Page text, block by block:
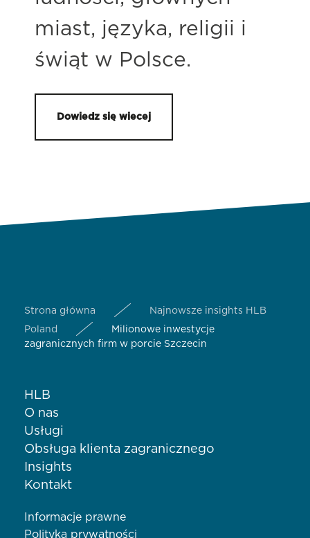
miast, języka, religii i
świąt w Polsce.
Dowiedz się wiecej
Strona główna
Najnowsze insights HLB
Poland
Milionowe inwestycje
zagranicznych firm w porcie Szczecin
HLB
O nas
Usługi
Obsługa klienta zagranicznego
Insights
Kontakt
Informacje prawne
Polityka prywatności